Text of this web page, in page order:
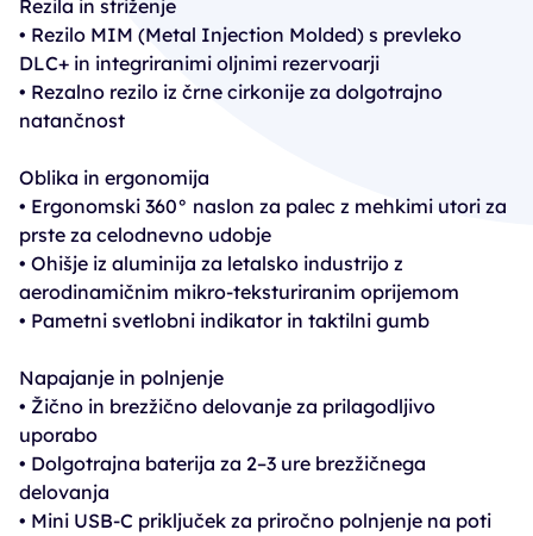
Rezila in striženje
• Rezilo MIM (Metal Injection Molded) s prevleko
DLC+ in integriranimi oljnimi rezervoarji
• Rezalno rezilo iz črne cirkonije za dolgotrajno
natančnost
Oblika in ergonomija
• Ergonomski 360° naslon za palec z mehkimi utori za
prste za celodnevno udobje
• Ohišje iz aluminija za letalsko industrijo z
aerodinamičnim mikro-teksturiranim oprijemom
• Pametni svetlobni indikator in taktilni gumb
Napajanje in polnjenje
• Žično in brezžično delovanje za prilagodljivo
uporabo
• Dolgotrajna baterija za 2–3 ure brezžičnega
delovanja
• Mini USB-C priključek za priročno polnjenje na poti